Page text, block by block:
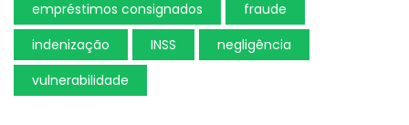
empréstimos consignados
fraude
indenização
INSS
negligência
vulnerabilidade